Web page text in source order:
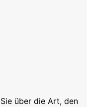
über die Art, den